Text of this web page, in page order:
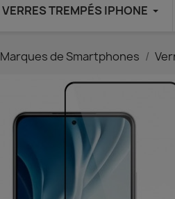
VERRES TREMPÉS IPHONE
Marques de Smartphones